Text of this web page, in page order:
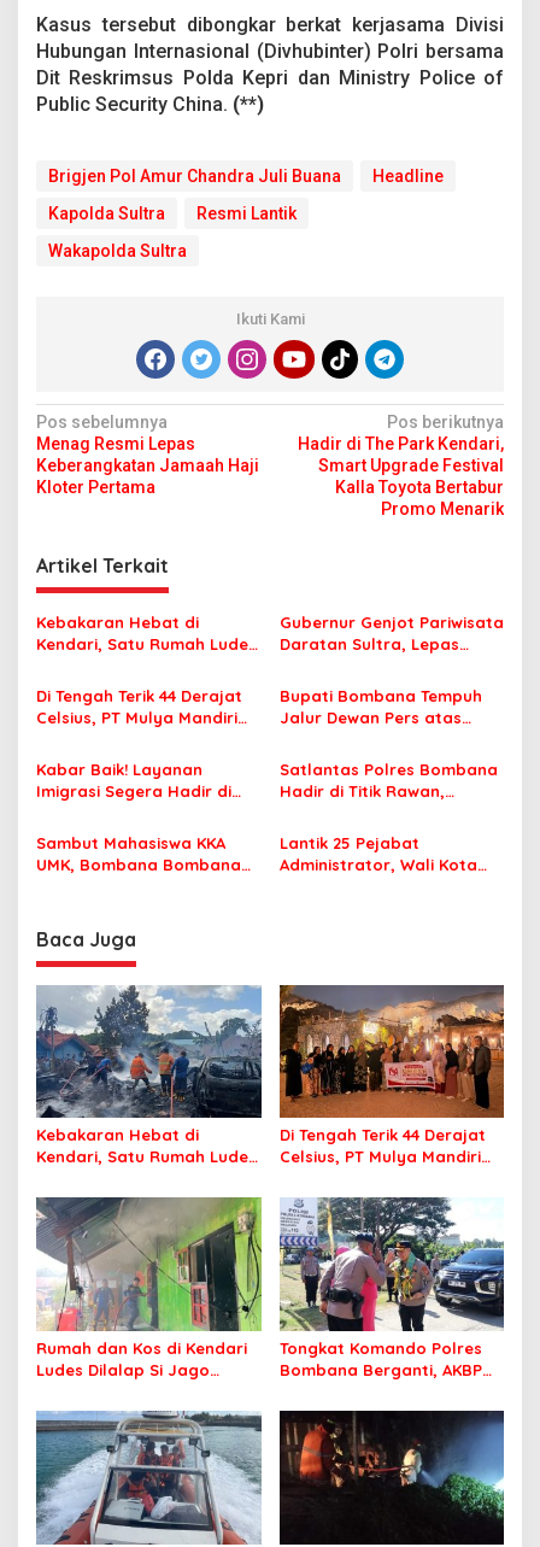
Kasus tersebut dibongkar berkat kerjasama Divisi
Hubungan Internasional (Divhubinter) Polri bersama
Dit Reskrimsus Polda Kepri dan Ministry Police of
Public Security China. (**)
Brigjen Pol Amur Chandra Juli Buana
Headline
Kapolda Sultra
Resmi Lantik
Wakapolda Sultra
Ikuti Kami
N
a
v
g
a
s
i
p
o
s
Pos sebelumnya
Menag Resmi Lepas
Keberangkatan Jamaah Haji
Kloter Pertama
Pos berikutnya
Hadir di The Park Kendari,
Smart Upgrade Festival
Kalla Toyota Bertabur
Promo Menarik
Artikel Terkait
Kebakaran Hebat di
Kendari, Satu Rumah Ludes
Gubernur Genjot Pariwisata
Daratan Sultra, Lepas
Tiga Kabupaten Unggulan
Di Tengah Terik 44 Derajat
Celsius, PT Mulya Mandiri
Jamaah Tetap Sehat dan
Nyaman Beribadah
Bupati Bombana Tempuh
Jalur Dewan Pers atas
Korupsi Jembatan Cirauci II
Kabar Baik! Layanan
Imigrasi Segera Hadir di
Perlu Lagi ke Kendari
Satlantas Polres Bombana
Hadir di Titik Rawan,
Sekolah dengan Aman
Sambut Mahasiswa KKA
UMK, Bombana Bombana
Lantik 25 Pejabat
Administrator, Wali Kota
Baca Juga
Kebakaran Hebat di
Kendari, Satu Rumah Ludes
Di Tengah Terik 44 Derajat
Celsius, PT Mulya Mandiri
Jamaah Tetap Sehat dan
Nyaman Beribadah
Rumah dan Kos di Kendari
Ludes Dilalap Si Jago
Tongkat Komando Polres
Bombana Berganti, AKBP
Kepolisian Bombana